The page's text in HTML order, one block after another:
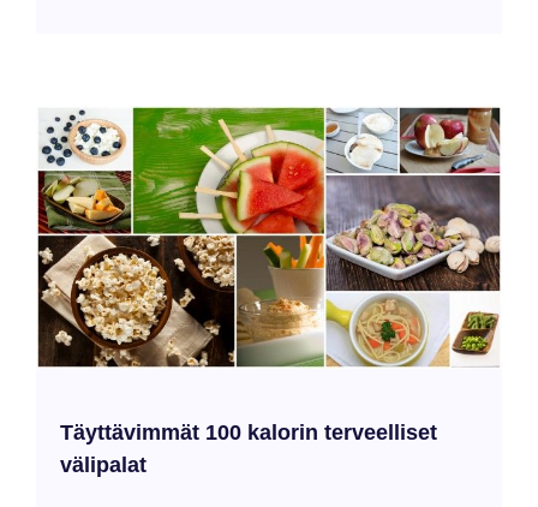
Täyttävimmät 100 kalorin terveelliset
välipalat